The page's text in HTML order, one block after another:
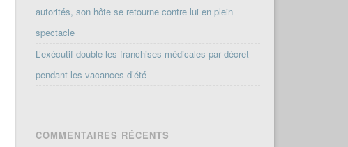
autorités, son hôte se retourne contre lui en plein
spectacle
L’exécutif double les franchises médicales par décret
pendant les vacances d’été
COMMENTAIRES RÉCENTS